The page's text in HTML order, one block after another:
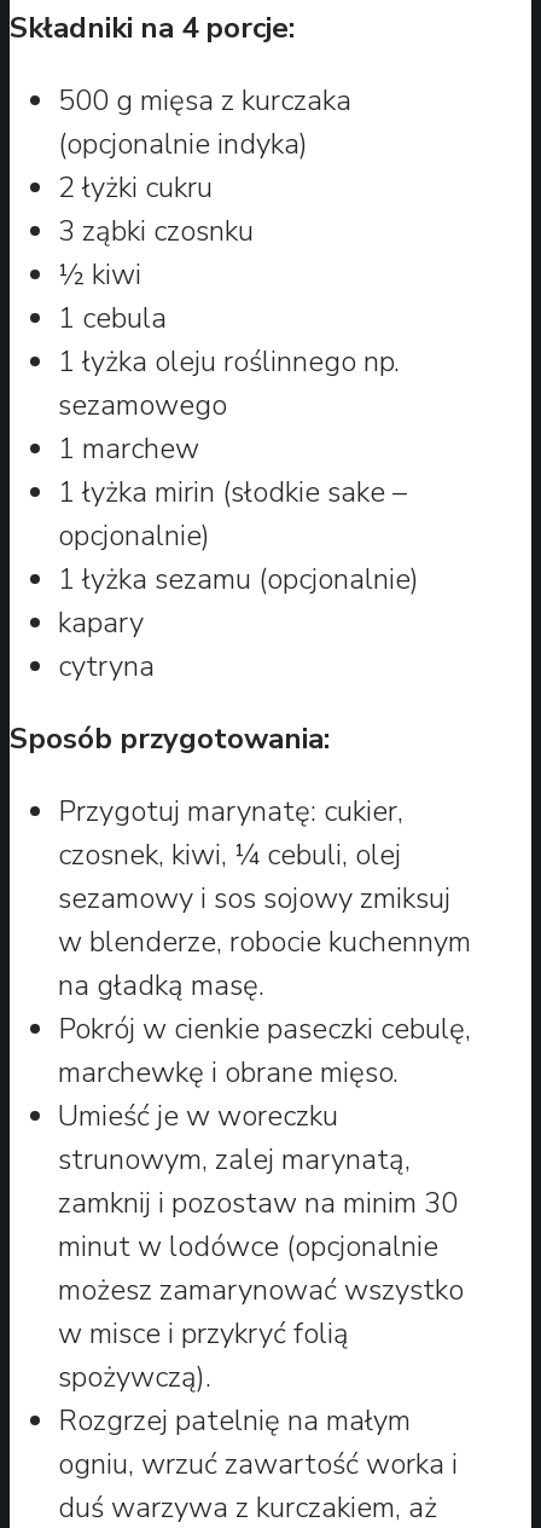
Składniki na 4 porcje:
500 g mięsa z kurczaka
(opcjonalnie indyka)
2 łyżki cukru
3 ząbki czosnku
½ kiwi
1 cebula
1 łyżka oleju roślinnego np.
sezamowego
1 marchew
1 łyżka mirin (słodkie sake –
opcjonalnie)
1 łyżka sezamu (opcjonalnie)
kapary
cytryna
Sposób przygotowania:
Przygotuj marynatę: cukier,
czosnek, kiwi, ¼ cebuli, olej
sezamowy i sos sojowy zmiksuj
w blenderze, robocie kuchennym
na gładką masę.
Pokrój w cienkie paseczki cebulę,
marchewkę i obrane mięso.
Umieść je w woreczku
strunowym, zalej marynatą,
zamknij i pozostaw na minim 30
minut w lodówce (opcjonalnie
możesz zamarynować wszystko
w misce i przykryć folią
spożywczą).
Rozgrzej patelnię na małym
ogniu, wrzuć zawartość worka i
duś warzywa z kurczakiem, aż